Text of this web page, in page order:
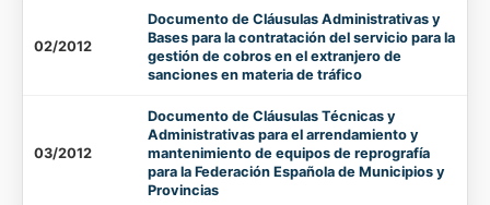
02/2012
Documento de Cláusulas Administrativas y
Bases para la contratación del servicio para la
gestión de cobros en el extranjero de
sanciones en materia de tráfico
03/2012
Documento de Cláusulas Técnicas y
Administrativas para el arrendamiento y
mantenimiento de equipos de reprografía
para la Federación Española de Municipios y
Provincias